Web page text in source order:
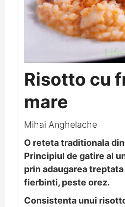
Risotto cu
mare
Mihai Anghelache
O reteta traditionala
Principiul de gatire al
prin adaugarea
fierbinti, peste orez.
Consistenta unui